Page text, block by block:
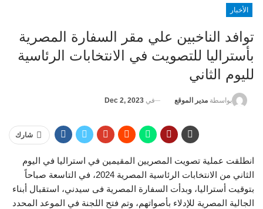
الأخبار
توافد الناخبين علي مقر السفارة المصرية
بأستراليا للتصويت في الانتخابات الرئاسية
لليوم الثاني
بواسطة مدير الموقع في Dec 2, 2023
شارك
انطلقت عملية تصويت المصريين المقيمين في استراليا في اليوم
الثاني من الانتخابات الرئاسية المصرية 2024، في التاسعة صباحاً
بتوقيت أستراليا، وبدأت السفارة المصرية فى سيدني، استقبال أبناء
الجالية المصرية للإدلاء بأصواتهم، وتم فتح اللجنة في الموعد المحدد